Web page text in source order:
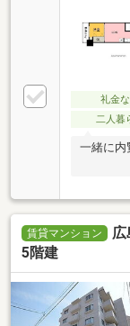
礼金
二人暮
一緒に内
賃貸マンション
広
5階建